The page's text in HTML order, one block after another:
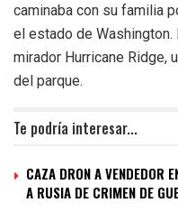
caminaba con su familia
el estado de Washington.
mirador Hurricane Ridge,
del parque.
Te podría interesar...
CAZA DRON A VENDEDOR
A RUSIA DE CRIMEN DE